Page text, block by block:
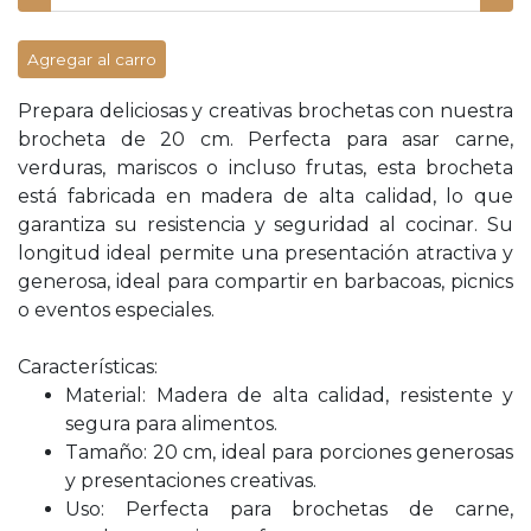
Agregar al carro
Prepara deliciosas y creativas brochetas con nuestra
brocheta de 20 cm. Perfecta para asar carne,
verduras, mariscos o incluso frutas, esta brocheta
está fabricada en madera de alta calidad, lo que
garantiza su resistencia y seguridad al cocinar. Su
longitud ideal permite una presentación atractiva y
generosa, ideal para compartir en barbacoas, picnics
o eventos especiales.
Características:
Material: Madera de alta calidad, resistente y
segura para alimentos.
Tamaño: 20 cm, ideal para porciones generosas
y presentaciones creativas.
Uso: Perfecta para brochetas de carne,